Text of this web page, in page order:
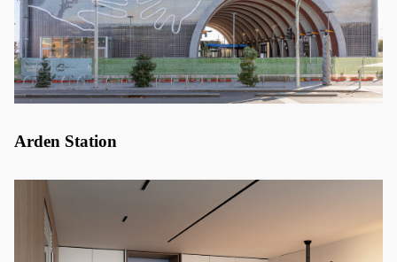
Arden Station